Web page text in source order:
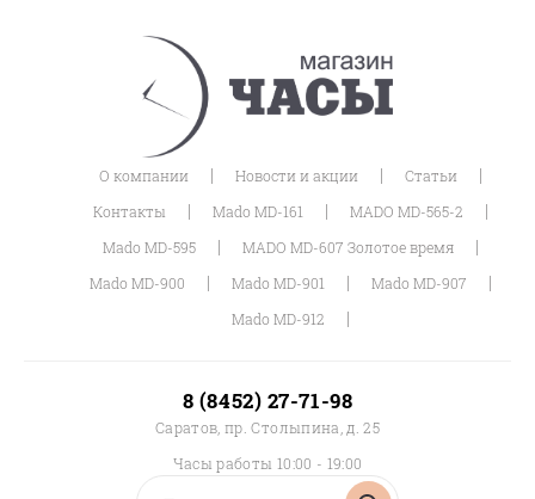
О компании | Новости и акции | Статьи |
Контакты | Mado MD-161 | MADO MD-565-2 |
Mado MD-595 | MADO MD-607 Золотое время |
Mado MD-900 | Mado MD-901 | Mado MD-907 |
Mado MD-912 |
8 (8452) 27-71-98
Саратов, пр. Столыпина, д. 25
Часы работы 10:00 - 19:00